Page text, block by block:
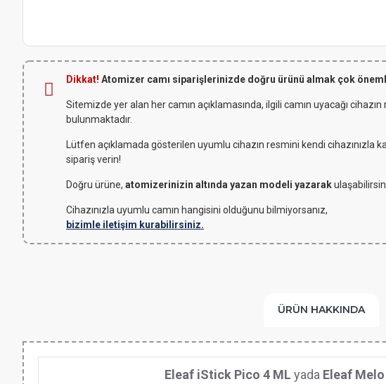
Dikkat! Atomizer camı siparişlerinizde doğru ürünü almak çok
Sitemizde yer alan her camın açıklamasında, ilgili camın uyacağı cihazın
bulunmaktadır.
Lütfen açıklamada gösterilen uyumlu cihazın resmini kendi cihazınızla
sipariş verin!
Doğru ürüne, atomizerinizin altında yazan modeli yazarak
Cihazınızla uyumlu camın hangisini olduğunu bilmiyorsanız,
bizimle iletişim kurabilirsiniz.
ÜRÜN HAKKINDA
Eleaf iStick Pico 4 ML yada Eleaf